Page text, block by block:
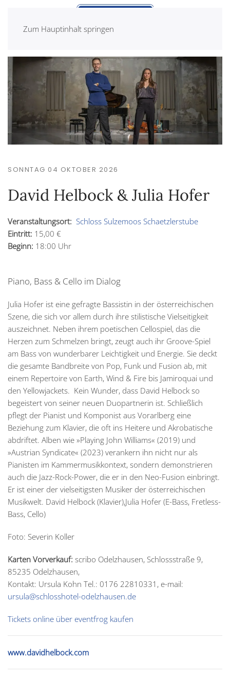
Zum Hauptinhalt springen
SONNTAG 04 OKTOBER 2026
David Helbock & Julia Hofer
Veranstaltungsort: Schloss Sulzemoos Schaetzlerstube
Eintritt: 15,00 €
Beginn: 18:00 Uhr
Piano, Bass & Cello im Dialog
Julia Hofer ist eine gefragte Bassistin in der österreichischen
Szene, die sich vor allem durch ihre stilistische Vielseitigkeit
auszeichnet. Neben ihrem poetischen Cellospiel, das die
Herzen zum Schmelzen bringt, zeugt auch ihr Groove-Spiel
am Bass von wunderbarer Leichtigkeit und Energie. Sie deckt
die gesamte Bandbreite von Pop, Funk und Fusion ab, mit
einem Repertoire von Earth, Wind & Fire bis Jamiroquai und
den Yellowjackets. Kein Wunder, dass David Helbock so
begeistert von seiner neuen Duopartnerin ist. Schließlich
pflegt der Pianist und Komponist aus Vorarlberg eine
Beziehung zum Klavier, die oft ins Heitere und Akrobatische
abdriftet. Alben wie »Playing John Williams« (2019) und
»Austrian Syndicate« (2023) verankern ihn nicht nur als
Pianisten im Kammermusikkontext, sondern demonstrieren
auch die Jazz-Rock-Power, die er in den Neo-Fusion einbringt.
Er ist einer der vielseitigsten Musiker der österreichischen
Musikwelt. David Helbock (Klavier),Julia Hofer (E-Bass, Fretless-
Bass, Cello)
Foto: Severin Koller
Karten Vorverkauf: scribo Odelzhausen, Schlossstraße 9,
85235 Odelzhausen,
Kontakt: Ursula Kohn Tel.: 0176 22810331, e-mail:
ursula@schlosshotel-odelzhausen.de
Tickets online über eventfrog kaufen
www.davidhelbock.com